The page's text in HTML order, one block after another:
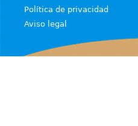
u
t
Política de privacidad
Aviso legal